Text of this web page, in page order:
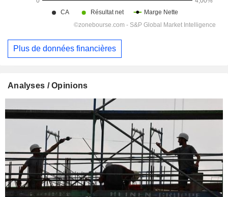
Plus de données financières
Analyses / Opinions